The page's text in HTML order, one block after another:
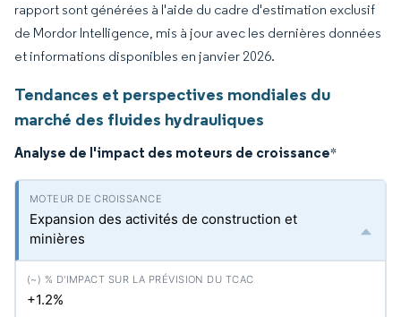
rapport sont générées à l'aide du cadre d'estimation exclusif
de Mordor Intelligence, mis à jour avec les dernières données
et informations disponibles en janvier 2026.
Tendances et perspectives mondiales du
marché des fluides hydrauliques
Analyse de l'impact des moteurs de croissance*
Expansion des activités de construction et
minières
+1.2%